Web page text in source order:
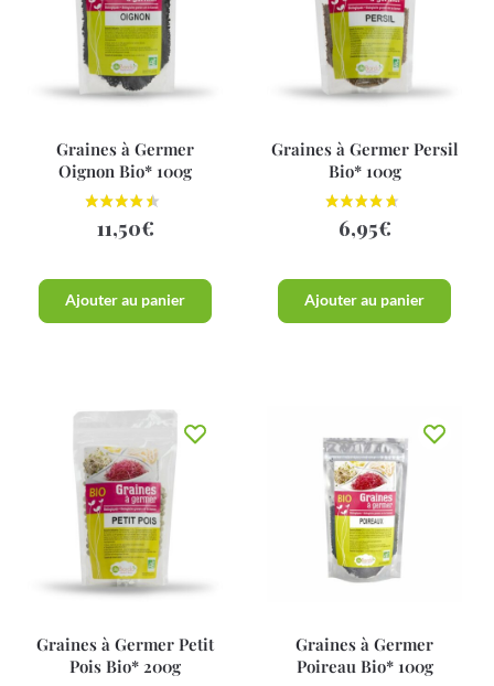
Graines à Germer
Oignon Bio* 100g
11,50€
Ajouter au panier
Graines à Germer Persil
Bio* 100g
6,95€
Ajouter au panier
Graines à Germer Petit
Pois Bio* 200g
Graines à Germer
Poireau Bio* 100g